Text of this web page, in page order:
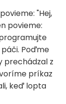
"Hej,
povieme:
Poďme
z
príkaz
keď lopta